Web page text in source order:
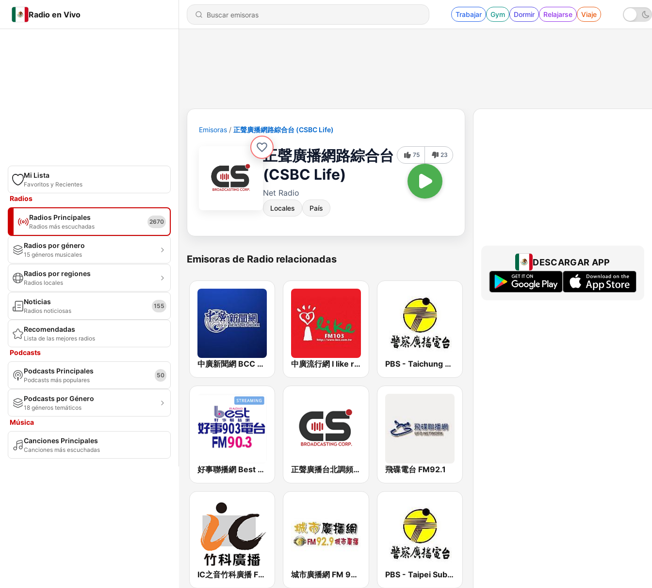
Radio en Vivo Trabajar Gym Dormir Relajarse Viaje
Mi Lista
Favoritos y Recientes
Radios
Radios Principales
Radios más escuchadas
2670
Radios por género
15 géneros musicales
Radios por regiones
Radios locales
Noticias
Radios noticiosas
155
Recomendadas
Lista de las mejores radios
Podcasts
Podcasts Principales
Podcasts más populares
50
Podcasts por Género
18 géneros temáticos
Música
Canciones Principales
Canciones más escuchadas
Emisoras 正聲廣播網路綜合台 (CSBC Life)
正聲廣播網路綜合台
(CSBC Life)
Net Radio
Locales País
75 23
Emisoras de Radio relacionadas
中廣新聞網 BCC News Radio 中廣流行網 I like radio PBS - Taichung Sub-Station
好事聯播網 Best Radio FM90.3 正聲廣播台北調頻台 (CSBC FM Radio) 飛碟電台 FM92.1
IC之音竹科廣播 FM97.5 城市廣播網 FM 92.9 城市廣播 PBS - Taipei Sub-Station
DESCARGAR APP